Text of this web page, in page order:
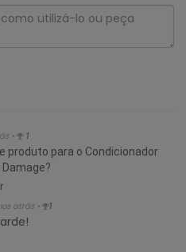
• 1
produto para o Condicionador
atrás • 1